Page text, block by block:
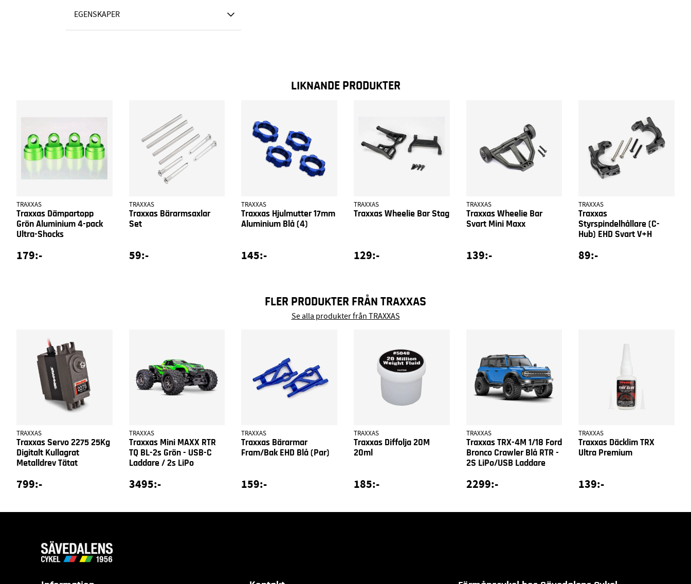
EGENSKAPER
LIKNANDE PRODUKTER
TRAXXAS
Traxxas Dämpartopp
Grön Aluminium 4-pack
Ultra-Shocks
179:-
TRAXXAS
Traxxas Bärarmsaxlar
Set
59:-
TRAXXAS
Traxxas Hjulmutter 17mm
Aluminium Blå (4)
145:-
TRAXXAS
Traxxas Wheelie Bar Stag
129:-
TRAXXAS
Traxxas Wheelie Bar
Svart Mini Maxx
139:-
TRAXXAS
Traxxas
Styrspindelhållare (C-
Hub) EHD Svart V+H
89:-
FLER PRODUKTER FRÅN TRAXXAS
Se alla produkter från TRAXXAS
TRAXXAS
Traxxas Servo 2275 25Kg
Digitalt Kullagrat
Metalldrev Tätat
799:-
TRAXXAS
Traxxas Mini MAXX RTR
TQ BL-2s Grön - USB-C
Laddare / 2s LiPo
3495:-
TRAXXAS
Traxxas Bärarmar
Fram/Bak EHD Blå (Par)
159:-
TRAXXAS
Traxxas Diffolja 20M
20ml
185:-
TRAXXAS
Traxxas TRX-4M 1/18 Ford
Bronco Crawler Blå RTR -
2S LiPo/USB Laddare
2299:-
TRAXXAS
Traxxas Däcklim TRX
Ultra Premium
139:-